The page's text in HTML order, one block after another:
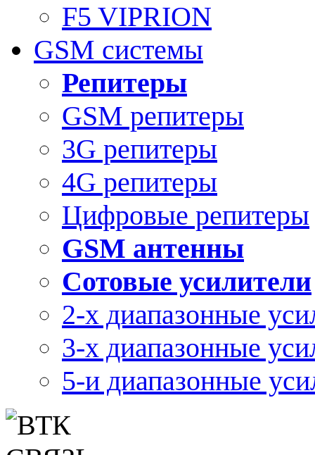
F5 VIPRION
GSM системы
Репитеры
GSM репитеры
3G репитеры
4G репитеры
Цифровые репитеры
GSM антенны
Сотовые усилители
2-х диапазонные
3-х диапазонные
5-и диапазонные